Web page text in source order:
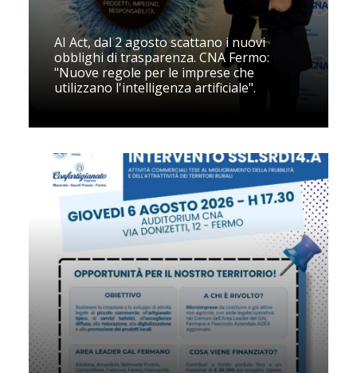
AI Act, dal 2 agosto scattano i nuovi
obblighi di trasparenza. CNA Fermo:
"Nuove regole per le imprese che
utilizzano l'intelligenza artificiale".